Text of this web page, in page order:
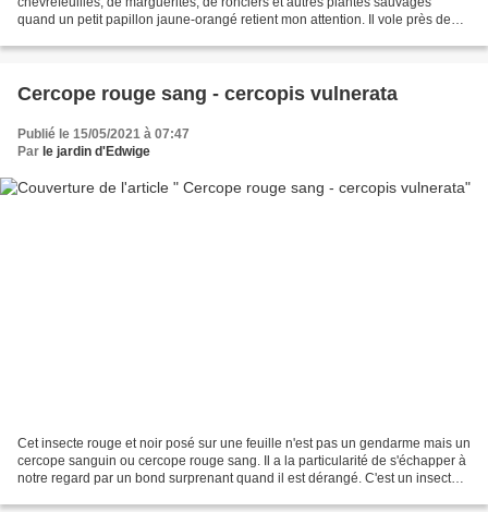
quand un petit papillon jaune-orangé retient mon attention. Il vole près de
Cercope rouge sang - cercopis vulnerata
Publié le 15/05/2021 à 07:47
Par le jardin d'Edwige
Cet insecte rouge et noir posé sur une feuille n'est pas un gendarme mais un
cercope sanguin ou cercope rouge sang. Il a la particularité de s'échapper à
notre regard par un bond surprenant quand il est dérangé. C'est un insecte